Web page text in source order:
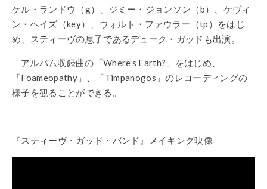
ケル・ランドウ（g）、ジミー・ジョンソン（b）、ケヴィ
ン・ヘイズ（key）、ウォルト・ファウラー（tp）をはじ
め、スティーヴの息子であるデューク・ガッドも出演。
アルバム収録曲の「Where’s Earth?」をはじめ、
「Foameopathy」、「Timpanogos」のレコーディングの
様子を観ることができる。
『スティーヴ・ガッド・バンド』メイキング映像